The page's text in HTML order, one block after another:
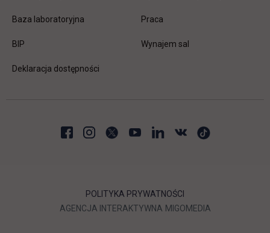
Baza laboratoryjna
BIP
Deklaracja dostępności
Praca
Wynajem sal
POLITYKA PRYWATNOŚCI
AGENCJA INTERAKTYWNA LINK OTWIERA SIĘ W
MIGOMEDIA